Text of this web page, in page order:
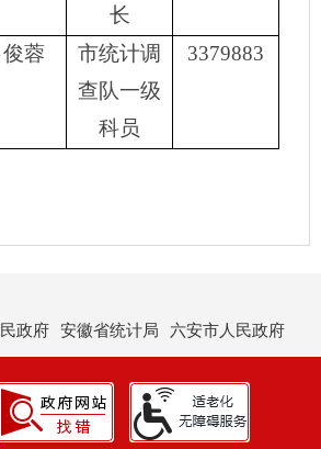
长
俊蓉
市统计调
查队一级
科员
3379883
政府 安徽省统计局 六安市人民政府